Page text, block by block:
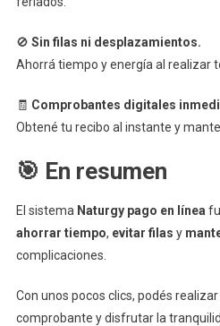
🚫 Sin filas ni desplazamientos.
Ahorrá tiempo y energía al realizar
🧾 Comprobantes digitales
Obtené tu recibo al instante y
🎯 En resumen
El sistema Naturgy pago en línea
ahorrar tiempo, evitar filas y
complicaciones.
Con unos pocos clics, podés
comprobante y disfrutar la